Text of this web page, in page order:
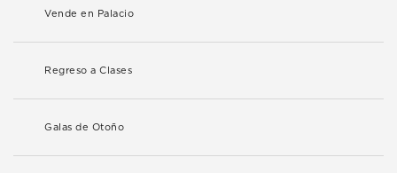
Vende en Palacio
Regreso a Clases
Galas de Otoño